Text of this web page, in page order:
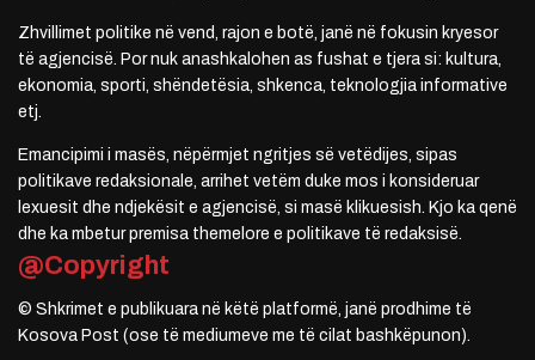
Zhvillimet politike në vend, rajon e botë, janë në fokusin kryesor
të agjencisë. Por nuk anashkalohen as fushat e tjera si: kultura,
ekonomia, sporti, shëndetësia, shkenca, teknologjia informative
etj.
Emancipimi i masës, nëpërmjet ngritjes së vetëdijes, sipas
politikave redaksionale, arrihet vetëm duke mos i konsideruar
lexuesit dhe ndjekësit e agjencisë, si masë klikuesish. Kjo ka qenë
dhe ka mbetur premisa themelore e politikave të redaksisë.
@Copyright
© Shkrimet e publikuara në këtë platformë, janë prodhime të
Kosova Post (ose të mediumeve me të cilat bashkëpunon).